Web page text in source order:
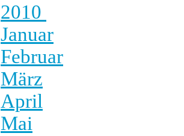
2010
Januar
Februar
März
April
Mai